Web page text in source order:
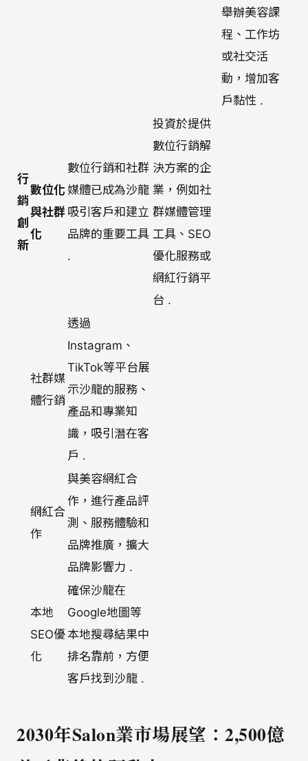
舉辦美容課
程、工作坊
或社交活
動，增加客
戶黏性 .
行
銷
創
新
數位化
與社群
化
數位行銷和社群
媒體已成為沙龍
吸引客戶和建立
品牌的重要工具
.
投資於提供
數位行銷解
決方案的企
業，例如社
群媒體管理
工具、SEO
優化服務或
網紅行銷平
台 .
社群媒
體行銷
透過
Instagram、
TikTok等平台展
示沙龍的服務、
產品和專業知
識，吸引潛在客
戶 .
網紅合
作
與美容網紅合
作，進行產品評
測、服務體驗和
品牌推廣，擴大
品牌影響力 .
本地
SEO優
化
確保沙龍在
Google地圖等
本地搜尋結果中
排名靠前，方便
客戶找到沙龍 .
2030年Salon業市場展望：2,500億